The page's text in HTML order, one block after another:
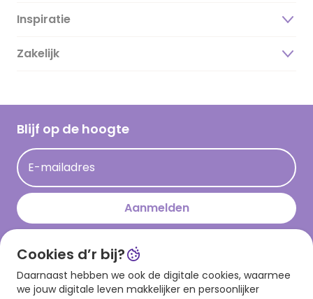
Over ons
Duurzaamheid
Hallmark Kaartclub
Acties
Persberichten
Hallmark en Kinderpostzegels
Inspiratie
Magazine
Cadeau inspiratie
Kaartinspiratie
Zakelijk
Blijf op de hoogte
E-mailadres
Aanmelden
Download onze app
Cookies d’r bij?
Daarnaast hebben we ook de digitale cookies, waarmee
we jouw digitale leven makkelijker en persoonlijker